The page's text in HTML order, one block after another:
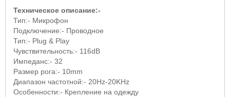
Техническое описание:-
Тип:- Микрофон
Подключение:- Проводное
Тип:- Plug & Play
Чувствительность:- 116dB
Импеданс:- 32
Размер рога:- 10mm
Диапазон частотной:- 20Hz-20KHz
Особенности:- Крепление на одежду